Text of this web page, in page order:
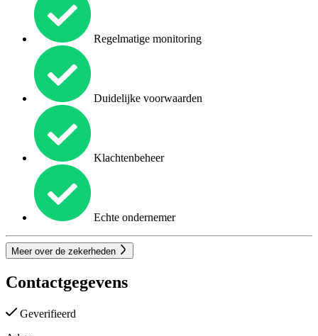
Regelmatige monitoring
Duidelijke voorwaarden
Klachtenbeheer
Echte ondernemer
Meer over de zekerheden
Contactgegevens
Geverifieerd